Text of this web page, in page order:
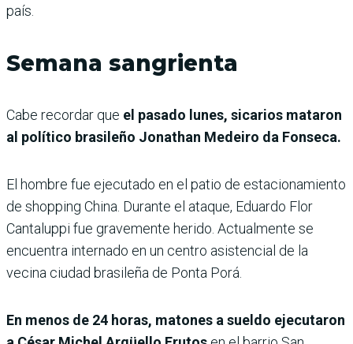
país.
Semana sangrienta
Cabe recordar que el pasado lunes, sicarios mataron
al político brasileño Jonathan Medeiro da Fonseca.
El hombre fue ejecutado en el patio de estacionamiento
de shopping China. Durante el ataque, Eduardo Flor
Cantaluppi fue gravemente herido. Actualmente se
encuentra internado en un centro asistencial de la
vecina ciudad brasileña de Ponta Porá.
En menos de 24 horas, matones a sueldo ejecutaron